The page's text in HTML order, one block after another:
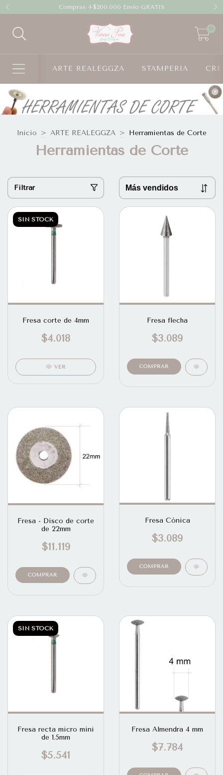
Compras +$200.000 Envío GRATIS
0
ARTE REALEGGZA STAMPERIA
Inicio > ARTE REALEGGZA > Herramientas de Corte
Herramientas de Corte
Filtrar
SIN STOCK
Fresa corte de 4mm
$4.018
VER
Fresa flecha
$3.089
Fresa - Disco de corte
de 22mm
$11.119
Fresa Cónica
$3.089
SIN STOCK
Fresa recta micro mini
de 1.5mm
$5.541
Fresa Almendra 4 mm
$7.784